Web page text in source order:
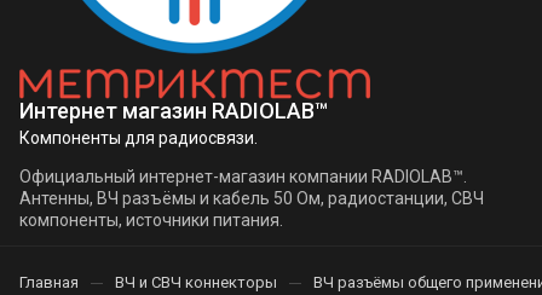
Интернет магазин RADIOLAB™
Компоненты для радиосвязи.
Официальный интернет-магазин компании RADIOLAB™.
Антенны, ВЧ разъёмы и кабель 50 Ом, радиостанции, СВЧ
компоненты, источники питания.
Главная ВЧ и СВЧ коннекторы ВЧ разъёмы общего